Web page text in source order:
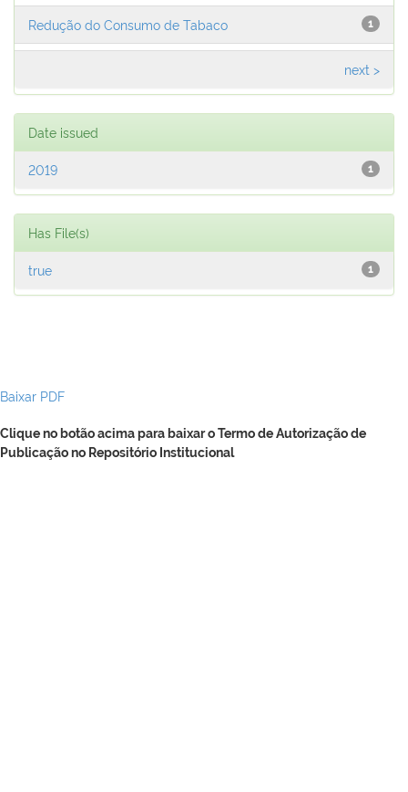
1
Redução do Consumo de Tabaco
next >
Date issued
1
2019
Has File(s)
1
true
Baixar PDF
Clique no botão acima para baixar o Termo de Autorização de
Publicação no Repositório Institucional